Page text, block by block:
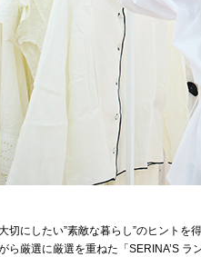
切にしたい”素敵な暮らし”のヒント
ら厳選に厳選を重ねた「SERINA’S